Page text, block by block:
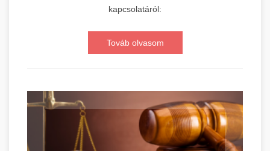
kapcsolatáról:
Továb olvasom